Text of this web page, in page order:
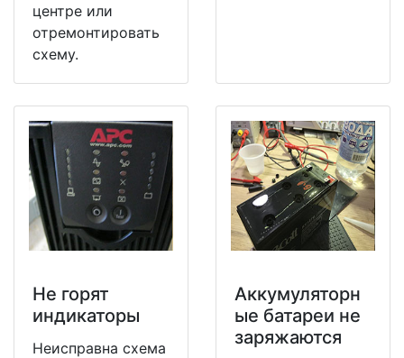
центре или
отремонтировать
схему.
Не горят
индикаторы
Неисправна схема
Аккумуляторн
ые батареи не
заряжаются